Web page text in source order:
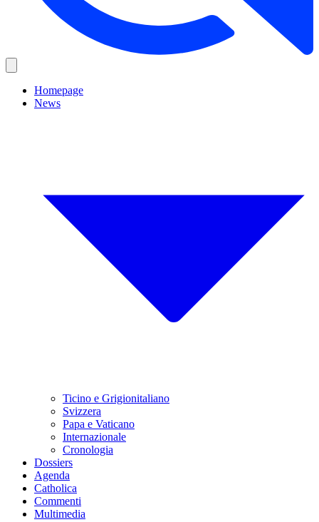
Homepage
News
Ticino e Grigionitaliano
Svizzera
Papa e Vaticano
Internazionale
Cronologia
Dossiers
Agenda
Catholica
Commenti
Multimedia